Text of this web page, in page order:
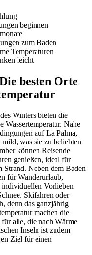
beginnen
zum Baden
Temperaturen
leicht
besten Orte
Winters bieten die
Wassertemperatur. Nahe
auf La Palma,
was sie zu beliebten
können Reisende
genießen, ideal für
Strand. Neben dem Baden
für Wanderurlaub,
Vorlieben
Skifahren oder
denn das ganzjährig
machen die
für alle, die nach Wärme
Inseln ist zudem
Ziel für einen